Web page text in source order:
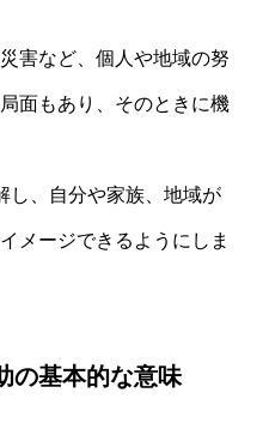
害など、個人や地域の努
面もあり、そのときに機
し、自分や家族、地域が
メージできるようにしま
の基本的な意味